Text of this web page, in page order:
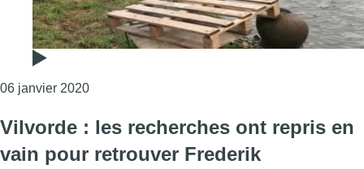
06 janvier 2020Consulter l'article "La mort de Frederik
Vilvorde : les recherches ont repris en
vain pour retrouver Frederik